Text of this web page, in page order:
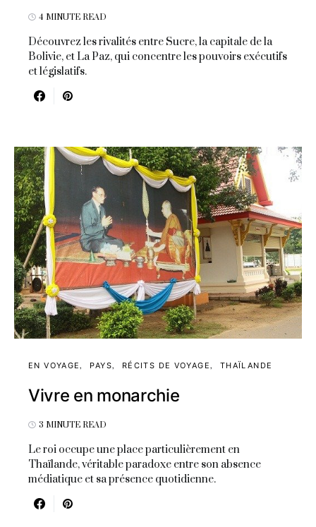
4 MINUTE READ
Découvrez les rivalités entre Sucre, la capitale de la
Bolivie, et La Paz, qui concentre les pouvoirs exécutifs
et législatifs.
EN VOYAGE PAYS RÉCITS DE VOYAGE THAÏLANDE
Vivre en monarchie
3 MINUTE READ
Le roi occupe une place particulièrement en
Thaïlande, véritable paradoxe entre son absence
médiatique et sa présence quotidienne.